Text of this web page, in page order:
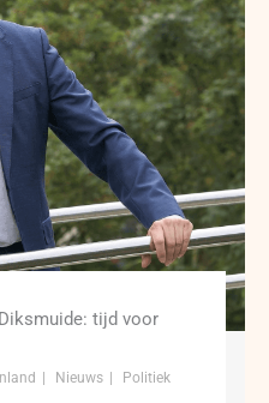
tijd voor
Nieuws Politiek